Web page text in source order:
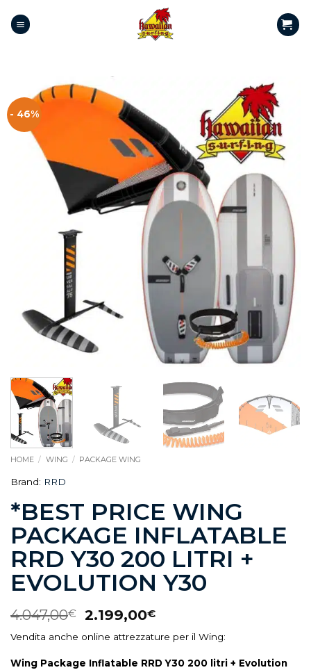
- 46%
HOME / WING / PACKAGE WING
Brand: RRD
*BEST PRICE WING
PACKAGE INFLATABLE
RRD Y30 200 LITRI +
EVOLUTION Y30
4.047,00€ 2.199,00€
Vendita anche online attrezzature per il Wing:
Wing Package Inflatable RRD Y30 200 litri + Evolution